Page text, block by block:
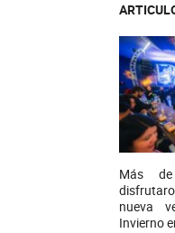
Más
nueva
Invierno